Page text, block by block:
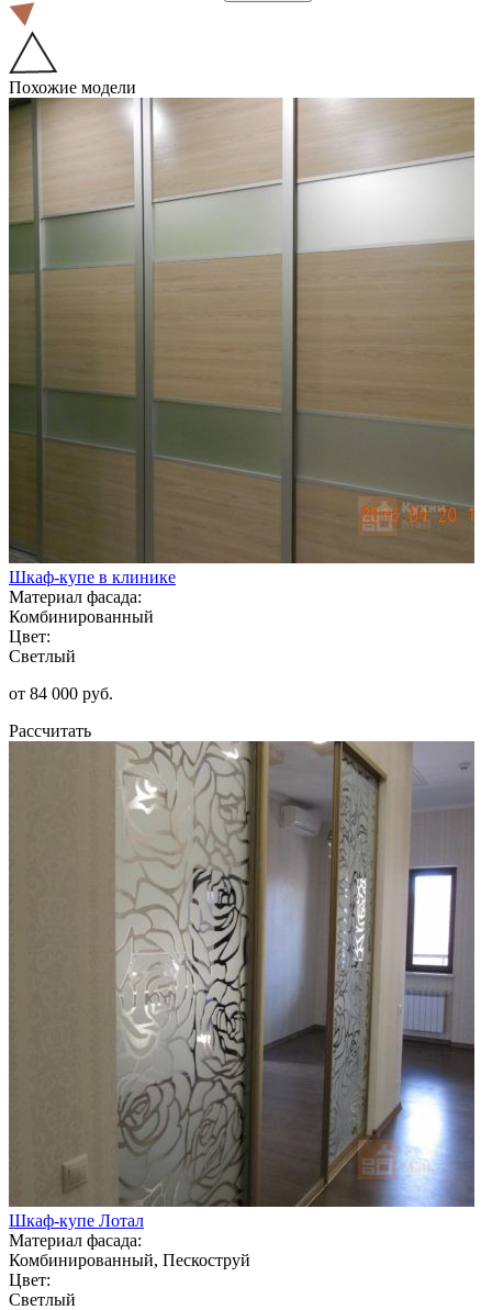
Похожие модели
Шкаф-купе в клинике
Материал фасада:
Комбинированный
Цвет:
Светлый
от 84 000 руб.
Рассчитать
Шкаф-купе Лотал
Материал фасада:
Комбинированный, Пескоструй
Цвет:
Светлый